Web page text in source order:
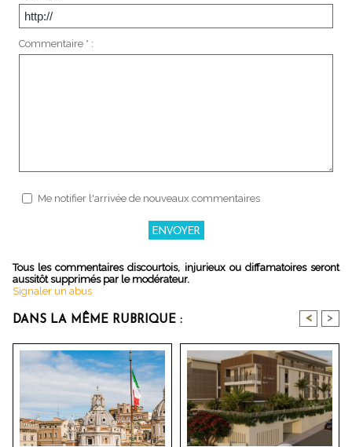
Commentaire * :
Me notifier l'arrivée de nouveaux commentaires
Tous les commentaires discourtois, injurieux ou diffamatoires seront
aussitôt supprimés par le modérateur.
Signaler un abus
DANS LA MÊME RUBRIQUE : < >